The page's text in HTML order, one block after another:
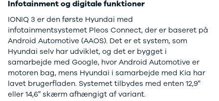
Anmeldelser
Privatleasing
Tilbud
IONIQ 5 N
Modeller
Anmeldelser
Privatleasing
Tilbud
IONIQ 6
Tipo
Doblo Cargo
Ducato 33
Ducato 35
Talento
Ford
Se alle Ford
Elbil
SUV
Infotainment og digitale funktioner
IONIQ 3 er den første Hyundai med
infotainmentsystemet Pleos Connect, der er baseret på
Android Automotive (AAOS). Det er et system, som
Hyundai selv har udviklet, og det er bygget i
samarbejde med Google, hvor Android Automotive er
motoren bag, mens Hyundai i samarbejde med Kia har
lavet brugerfladen. Systemet tilbydes med enten 12,9”
eller 14,6” skærm afhængigt af variant.